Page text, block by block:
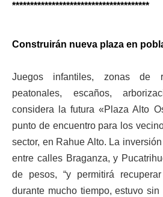
**************************************
Construirán nueva plaza en
Juegos infantiles, zonas de
peatonales, escaños,
considera la futura «Plaza Alto
punto de encuentro para los
sector, en Rahue Alto. La
entre calles Braganza, y
de pesos, “y permitirá
durante mucho tiempo, estuvo